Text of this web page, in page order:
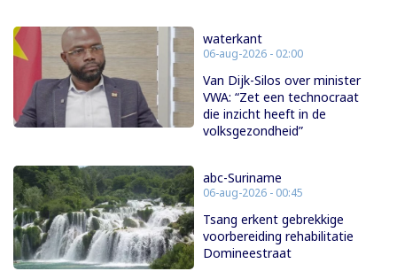
waterkant
06-aug-2026 - 02:00
Van Dijk-Silos over minister
VWA: “Zet een technocraat
die inzicht heeft in de
volksgezondheid”
abc-Suriname
06-aug-2026 - 00:45
Tsang erkent gebrekkige
voorbereiding rehabilitatie
Domineestraat